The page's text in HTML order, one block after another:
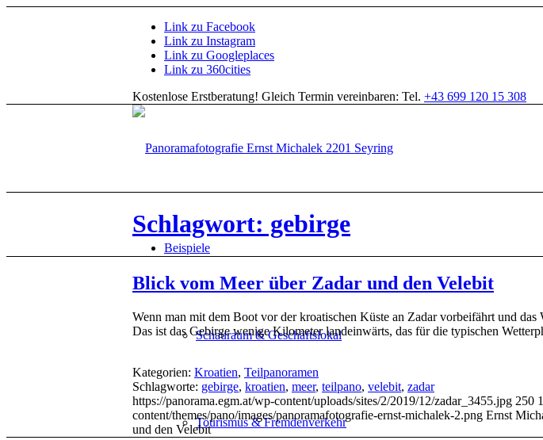
Link zu Facebook
Link zu Instagram
Link zu Googleplaces
Link zu 360cities
Kostenlose Erstberatung! Gleich Termin vereinbaren: Tel. +43 699 120 15 308
Beispiele
Schauraum & Geschäftslokal
Tourismus & Fremdenverkehr
Schlagwort: gebirge
Blick vom Meer über Zadar und den Velebit
Wenn man mit dem Boot vor der kroatischen Küste an Zadar vorbeifährt und
Das ist das Gebirge wenige Kilometer landeinwärts, das für die typischen
Kategorien: Kroatien, Teilpanoramen
Schlagworte: gebirge, kroatien, meer, teilpano, velebit, zadar
https://panorama.egm.at/wp-content/uploads/sites/2/2019/12/zadar_3455.jpg 250
content/themes/pano/images/panoramafotografie-ernst-michalek-2.png Ernst
und den Velebit